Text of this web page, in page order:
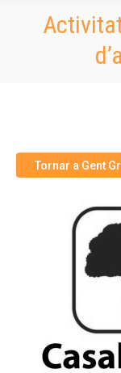
Tornar a Gent